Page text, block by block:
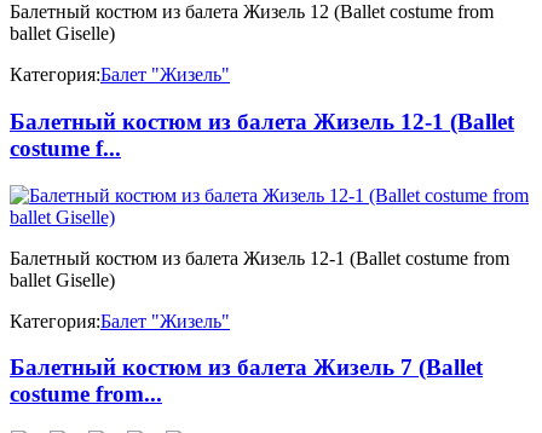
Балетный костюм из балета Жизель 12 (Ballet costume from
ballet Giselle)
Категория:Балет "Жизель"
Балетный костюм из балета Жизель 12-1 (Ballet
costume f...
Балетный костюм из балета Жизель 12-1 (Ballet costume from
ballet Giselle)
Категория:Балет "Жизель"
Балетный костюм из балета Жизель 7 (Ballet
costume from...